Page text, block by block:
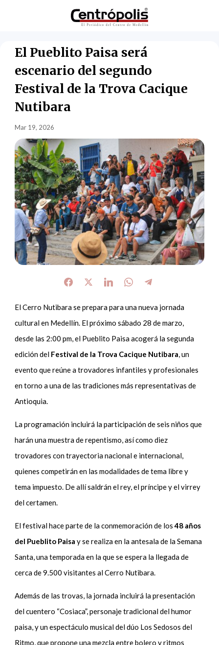
El Pueblito Paisa será
escenario del segundo
Festival de la Trova Cacique
Nutibara
Mar 19, 2026
El Cerro Nutibara se prepara para una nueva jornada
cultural en Medellín. El próximo sábado 28 de marzo,
desde las 2:00 pm, el Pueblito Paisa acogerá la segunda
edición del Festival de la Trova Cacique Nutibara, un
evento que reúne a trovadores infantiles y profesionales
en torno a una de las tradiciones más representativas de
Antioquia.
La programación incluirá la participación de seis niños que
harán una muestra de repentismo, así como diez
trovadores con trayectoria nacional e internacional,
quienes competirán en las modalidades de tema libre y
tema impuesto. De allí saldrán el rey, el príncipe y el virrey
del certamen.
El festival hace parte de la conmemoración de los48 años
del Pueblito Paisa y se realiza en la antesala de la Semana
Santa, una temporada en la que se espera la llegada de
cerca de 9.500 visitantes al Cerro Nutibara.
Además de las trovas, la jornada incluirá la presentación
del cuentero “Cosiaca”, personaje tradicional del humor
paisa, y un espectáculo musical del dúo Los Sedosos del
Ritmo, que propone una mezcla entre bolero y ritmos